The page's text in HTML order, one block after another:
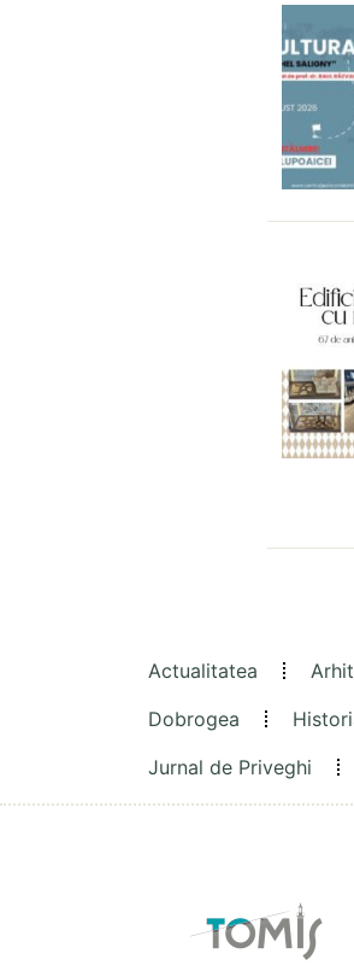
Actualitatea
Dobrogea
Jurnal de Priveghi